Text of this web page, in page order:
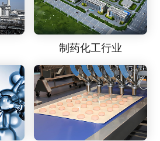
制药化工行业